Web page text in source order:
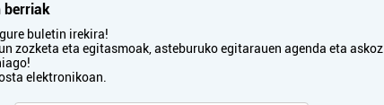
berriak
buletin irekira!
zozketa eta egitasmoak, asteburuko egitarauen agenda eta askoz
elektronikoan.